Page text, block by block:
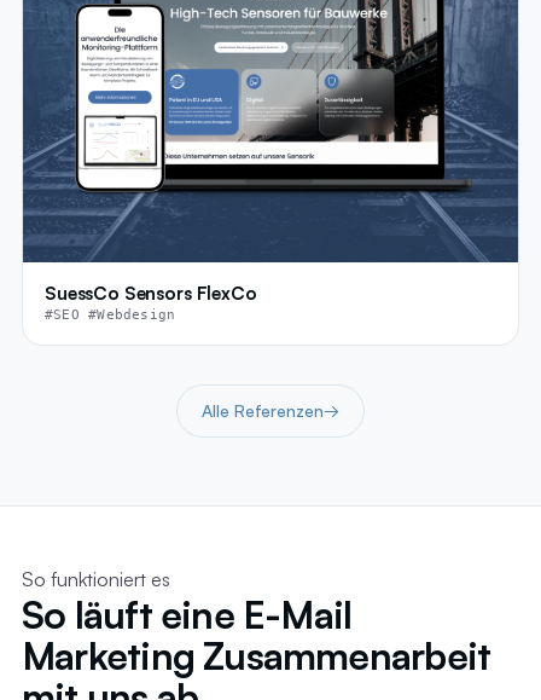
SuessCo Sensors FlexCo
#SEO #Webdesign
Alle Referenzen→
So funktioniert es
So läuft eine E-Mail
Marketing Zusammenarbeit